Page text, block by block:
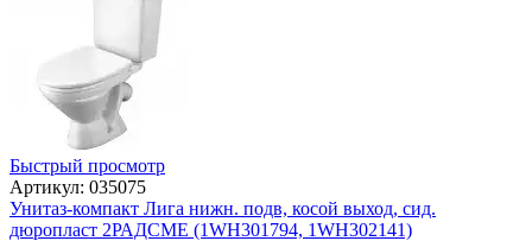
Быстрый просмотр
Артикул: 035075
Унитаз-компакт Лига нижн. подв, косой выход, сид.
дюропласт 2РАДСМЕ (1WH301794, 1WH302141)